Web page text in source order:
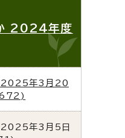
2024年度
2025年3月20
2025年3月5日